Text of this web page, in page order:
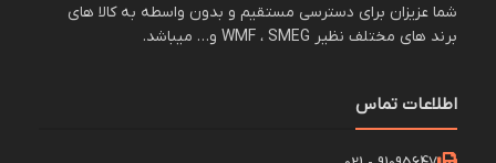
شما عزیزان برای دسترسی مستقیم و بدون واسطه به کالا های
برند های مختلف نظیر WMF ، SMEG و… میباشد.
اطلاعات تماس